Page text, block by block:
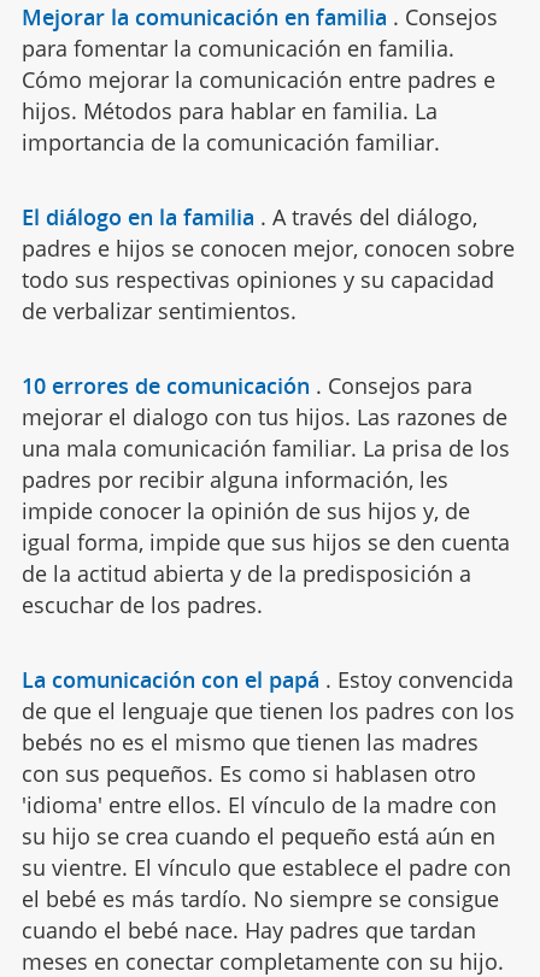
Mejorar la comunicación en familia . Consejos
para fomentar la comunicación en familia.
Cómo mejorar la comunicación entre padres e
hijos. Métodos para hablar en familia. La
importancia de la comunicación familiar.
El diálogo en la familia . A través del diálogo,
padres e hijos se conocen mejor, conocen sobre
todo sus respectivas opiniones y su capacidad
de verbalizar sentimientos.
10 errores de comunicación . Consejos para
mejorar el dialogo con tus hijos. Las razones de
una mala comunicación familiar. La prisa de los
padres por recibir alguna información, les
impide conocer la opinión de sus hijos y, de
igual forma, impide que sus hijos se den cuenta
de la actitud abierta y de la predisposición a
escuchar de los padres.
La comunicación con el papá . Estoy convencida
de que el lenguaje que tienen los padres con los
bebés no es el mismo que tienen las madres
con sus pequeños. Es como si hablasen otro
'idioma' entre ellos. El vínculo de la madre con
su hijo se crea cuando el pequeño está aún en
su vientre. El vínculo que establece el padre con
el bebé es más tardío. No siempre se consigue
cuando el bebé nace. Hay padres que tardan
meses en conectar completamente con su hijo.